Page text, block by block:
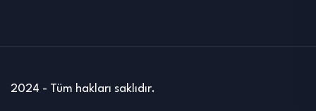
2024 - Tüm hakları saklıdır.